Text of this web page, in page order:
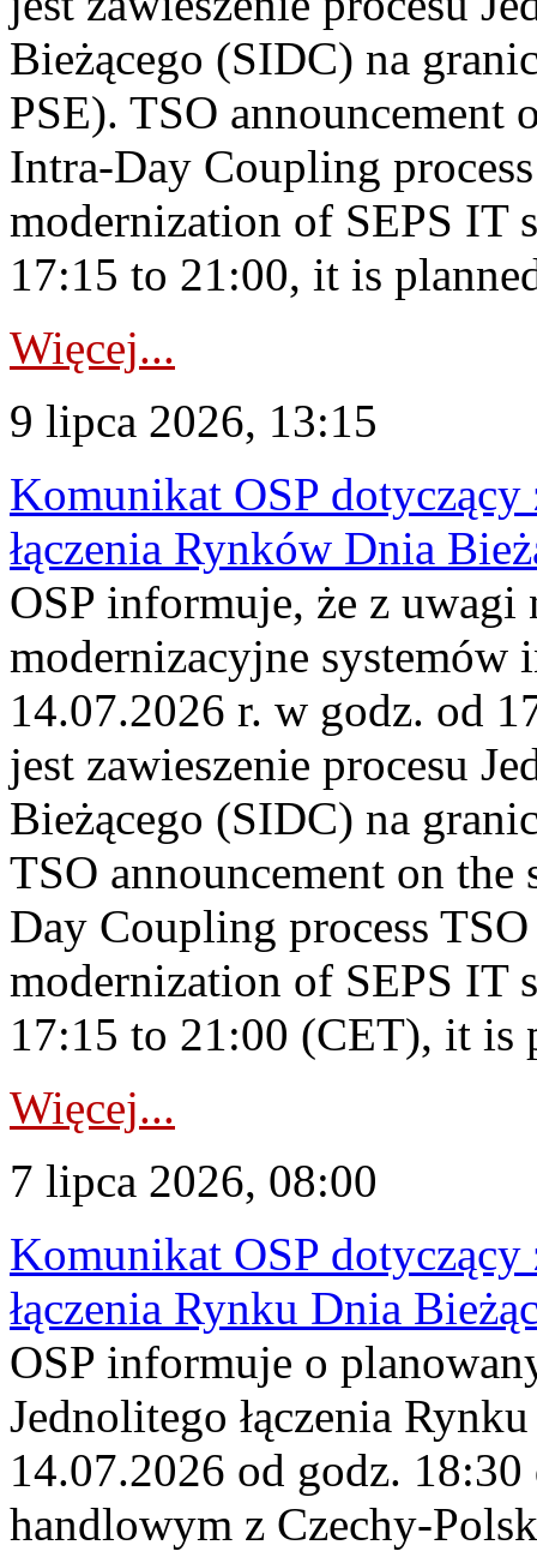
Bieżącego (SIDC) na
PSE). TSO announcement
Intra-Day Coupling
modernization of SEPS IT
17:15 to 21:00, it is
Więcej...
9 lipca 2026, 13:15
Komunikat OSP dotyczący
łączenia Rynków Dnia
OSP informuje, że z uwagi
modernizacyjne systemów
14.07.2026 r. w godz. od
jest zawieszenie procesu
Bieżącego (SIDC) na
TSO announcement on
Day Coupling process
modernization of SEPS IT
17:15 to 21:00 (CET), it is
Więcej...
7 lipca 2026, 08:00
Komunikat OSP dotyczący
łączenia Rynku Dnia
OSP informuje o
Jednolitego łączenia
14.07.2026 od godz.
handlowym z Czechy-